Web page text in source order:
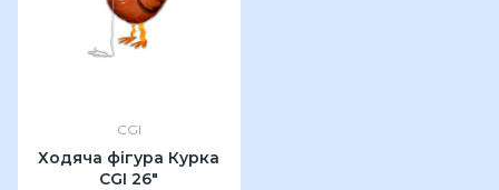
CGI
Ходяча фігура Курка
CGI 26"